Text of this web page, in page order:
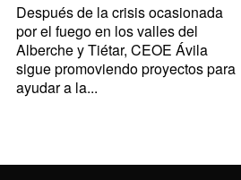
Después de la crisis ocasionada
por el fuego en los valles del
Alberche y Tiétar, CEOE Ávila
sigue promoviendo proyectos para
ayudar a la...